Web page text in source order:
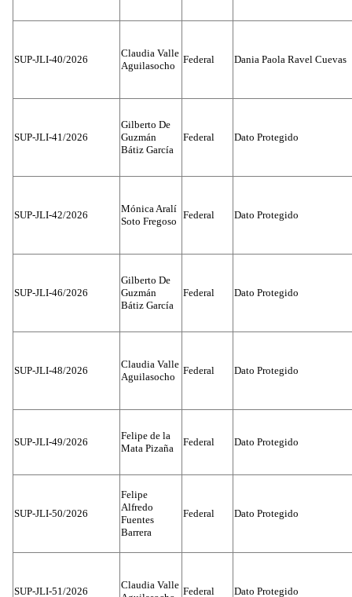
SUP-JLI-40/2026
Claudia Valle
Aguilasocho
Federal Dania Paola Ravel Cuevas
SUP-JLI-41/2026
Gilberto De
Guzmán
Bátiz García
Federal Dato Protegido
SUP-JLI-42/2026
Mónica Aralí
Soto Fregoso
Federal Dato Protegido
SUP-JLI-46/2026
Gilberto De
Guzmán
Bátiz García
Federal Dato Protegido
SUP-JLI-48/2026
Claudia Valle
Aguilasocho
Federal Dato Protegido
SUP-JLI-49/2026
Felipe de la
Mata Pizaña
Federal Dato Protegido
SUP-JLI-50/2026
Felipe
Alfredo
Fuentes
Barrera
Federal Dato Protegido
SUP-JLI-51/2026
Claudia Valle
Federal Dato Protegido